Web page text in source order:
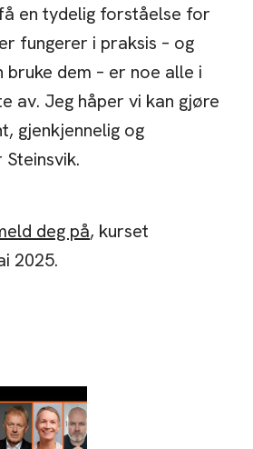
en tydelig forståelse for
fungerer i praksis – og
bruke dem – er noe alle i
av. Jeg håper vi kan gjøre
gjenkjennelig og
deg på, kurset
2025.